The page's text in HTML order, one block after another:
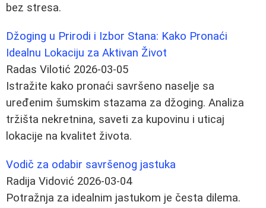
bez stresa.
Džoging u Prirodi i Izbor Stana: Kako Pronaći
Idealnu Lokaciju za Aktivan Život
Radas Vilotić 2026-03-05
Istražite kako pronaći savršeno naselje sa
uređenim šumskim stazama za džoging. Analiza
tržišta nekretnina, saveti za kupovinu i uticaj
lokacije na kvalitet života.
Vodič za odabir savršenog jastuka
Radija Vidović 2026-03-04
Potražnja za idealnim jastukom je česta dilema.